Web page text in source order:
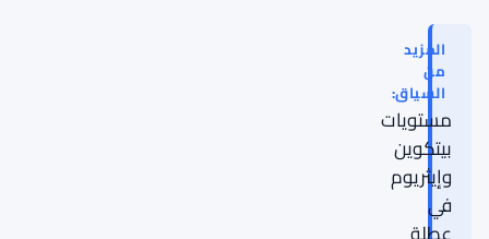
المزيد
من
السياق:
مستويات
بيتكوين
وإيثريوم
في